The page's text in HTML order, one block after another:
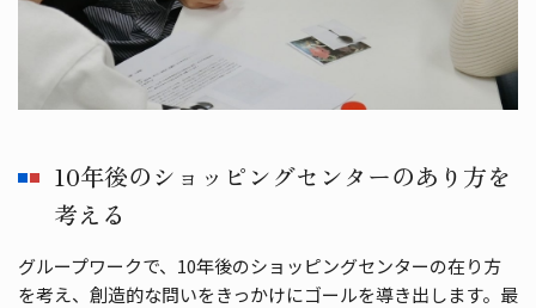
10年後のショッピングセンターのあり方を
考える
グループワークで、10年後のショッピングセンターの在り⽅
を考え、創造的な問いをきっかけにゴールを導き出します。最